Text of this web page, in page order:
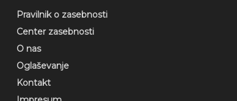
Pravilnik o zasebnosti
Center zasebnosti
O nas
Oglaševanje
Kontakt